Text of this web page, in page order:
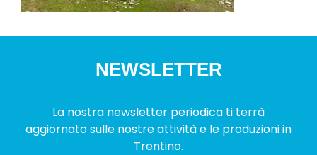
NEWSLETTER
La nostra newsletter periodica ti terrà
aggiornato sulle nostre attività e le produzioni in
Trentino.